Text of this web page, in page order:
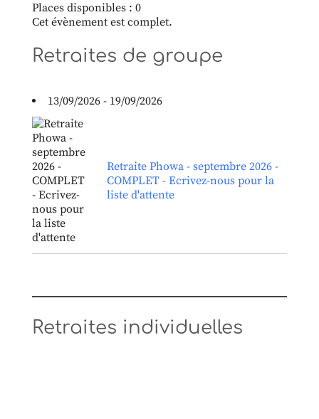
Places disponibles : 0
Cet évènement est complet.
Retraites de groupe
13/09/2026 - 19/09/2026
Retraite Phowa - septembre 2026 -
COMPLET - Ecrivez-nous pour la
liste d'attente
Retraites individuelles